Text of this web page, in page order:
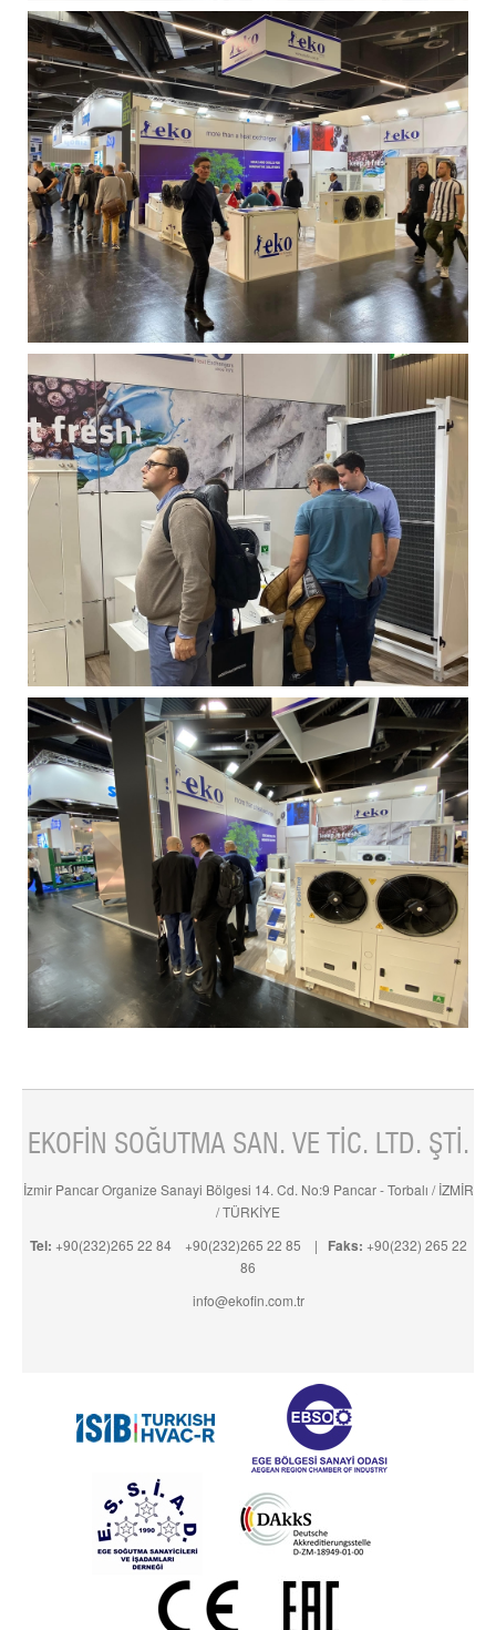
EKOFİN SOĞUTMA SAN. VE TİC. LTD. ŞTİ.
İzmir Pancar Organize Sanayi Bölgesi 14. Cd. No:9 Pancar - Torbalı / İZMİR
/ TÜRKİYE
Tel: +90(232)265 22 84 +90(232)265 22 85 | Faks: +90(232) 265 22
86
info@ekofin.com.tr